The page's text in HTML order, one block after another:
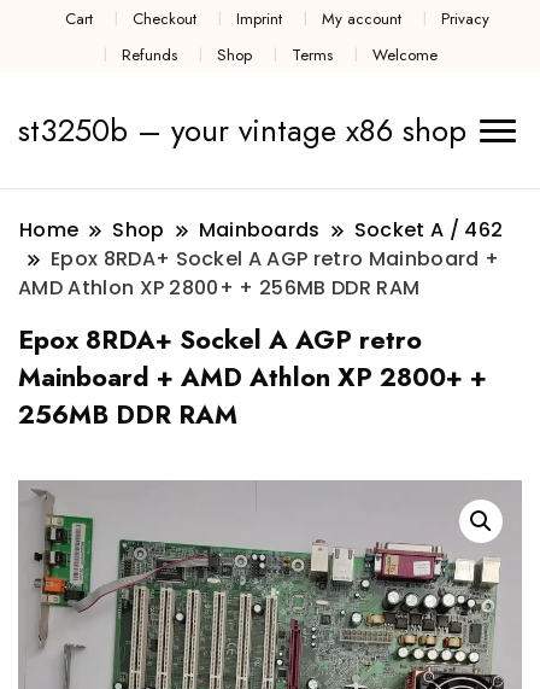
Cart Checkout Imprint My account
Privacy
Refunds
Shop Terms Welcome
st3250b – your vintage x86 shop
Home Shop Mainboards
Socket A / 462
Epox 8RDA+ Sockel A AGP retro Mainboard +
AMD Athlon XP 2800+ + 256MB DDR RAM
Epox 8RDA+ Sockel A AGP retro
Mainboard + AMD Athlon XP 2800+ +
256MB DDR RAM